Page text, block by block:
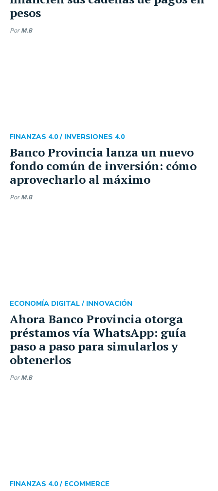
pesos
Por M.B
Banco Provincia lanza un nuevo
fondo común de inversión: cómo
aprovecharlo al máximo
FINANZAS 4.0 / INVERSIONES 4.0
Por M.B
Ahora Banco Provincia otorga
préstamos vía WhatsApp: guía
paso a paso para simularlos y
obtenerlos
ECONOMÍA DIGITAL / INNOVACIÓN
Por M.B
FINANZAS 4.0 / ECOMMERCE